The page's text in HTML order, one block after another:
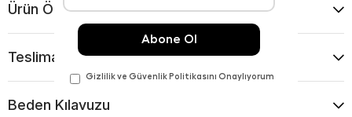
Ürün Önerileri
Teslimat Ve İade Koşulları
Beden Kılavuzu